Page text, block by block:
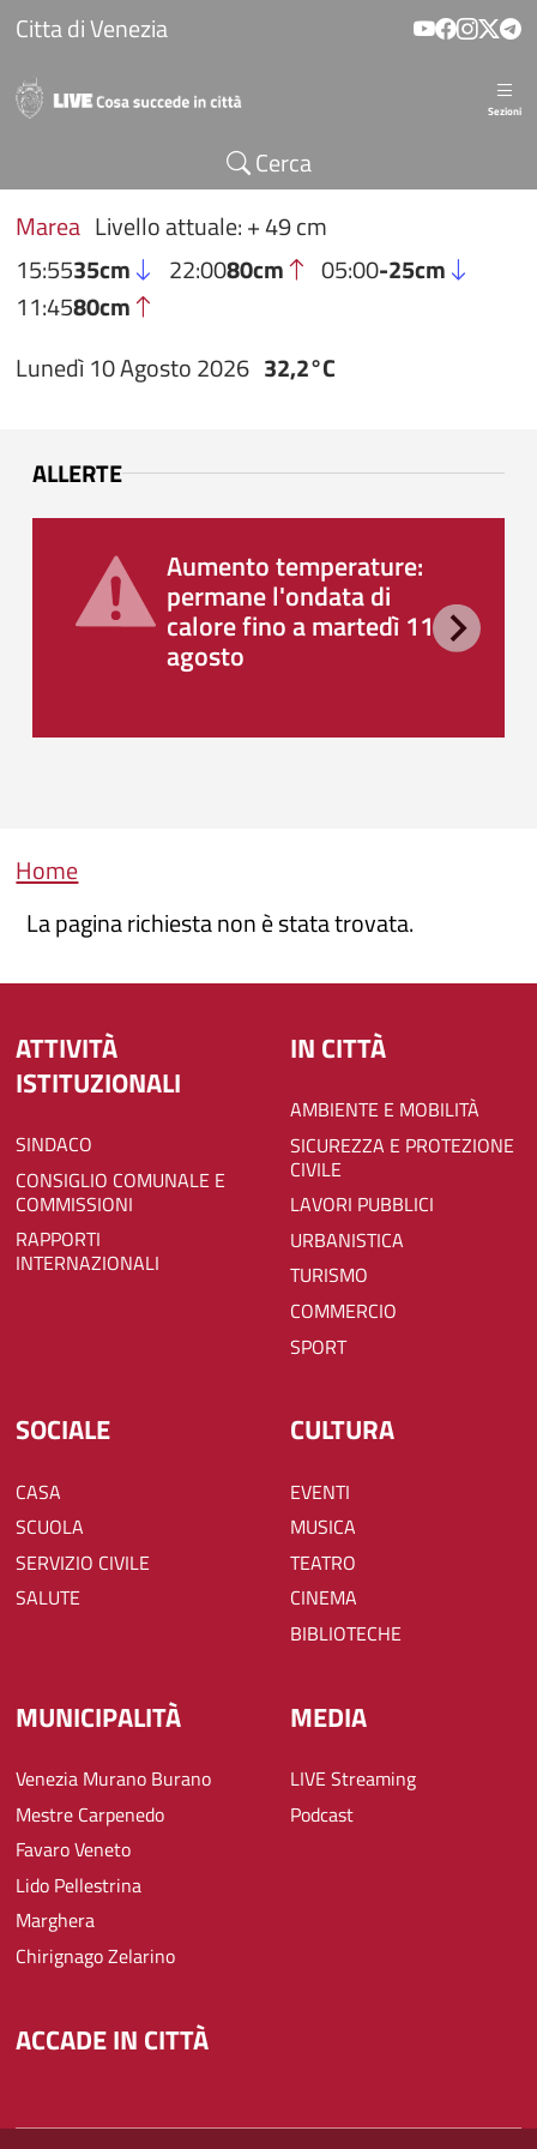
Salta al contenuto principale
Citta di Venezia
Sezioni
Cerca
Marea Livello attuale: + 49 cm
15:5535cm 22:0080cm 05:00-25cm
11:4580cm
Lunedì 10 Agosto 2026 32,2°C
ALLERTE
Aumento temperature:
permane l'ondata di
calore fino a martedì 11
agosto
Briciole di pane
Home
La pagina richiesta non è stata trovata.
ATTIVITÀ
ISTITUZIONALI
SINDACO
CONSIGLIO COMUNALE E
COMMISSIONI
RAPPORTI
INTERNAZIONALI
IN CITTÀ
AMBIENTE E MOBILITÀ
SICUREZZA E PROTEZIONE
CIVILE
LAVORI PUBBLICI
URBANISTICA
TURISMO
COMMERCIO
SPORT
SOCIALE
CASA
SCUOLA
SERVIZIO CIVILE
SALUTE
CULTURA
EVENTI
MUSICA
TEATRO
CINEMA
BIBLIOTECHE
MUNICIPALITÀ
Venezia Murano Burano
Mestre Carpenedo
Favaro Veneto
Lido Pellestrina
Marghera
Chirignago Zelarino
MEDIA
LIVE Streaming
Podcast
ACCADE IN CITTÀ